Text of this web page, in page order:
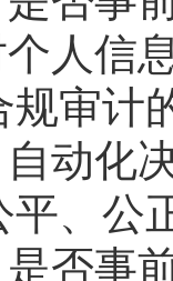
人信
规审计
自动化
平、公
是否事